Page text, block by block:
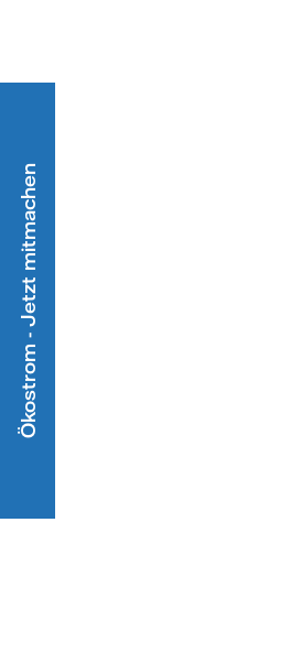
Ökostrom - Jetzt mitmachen